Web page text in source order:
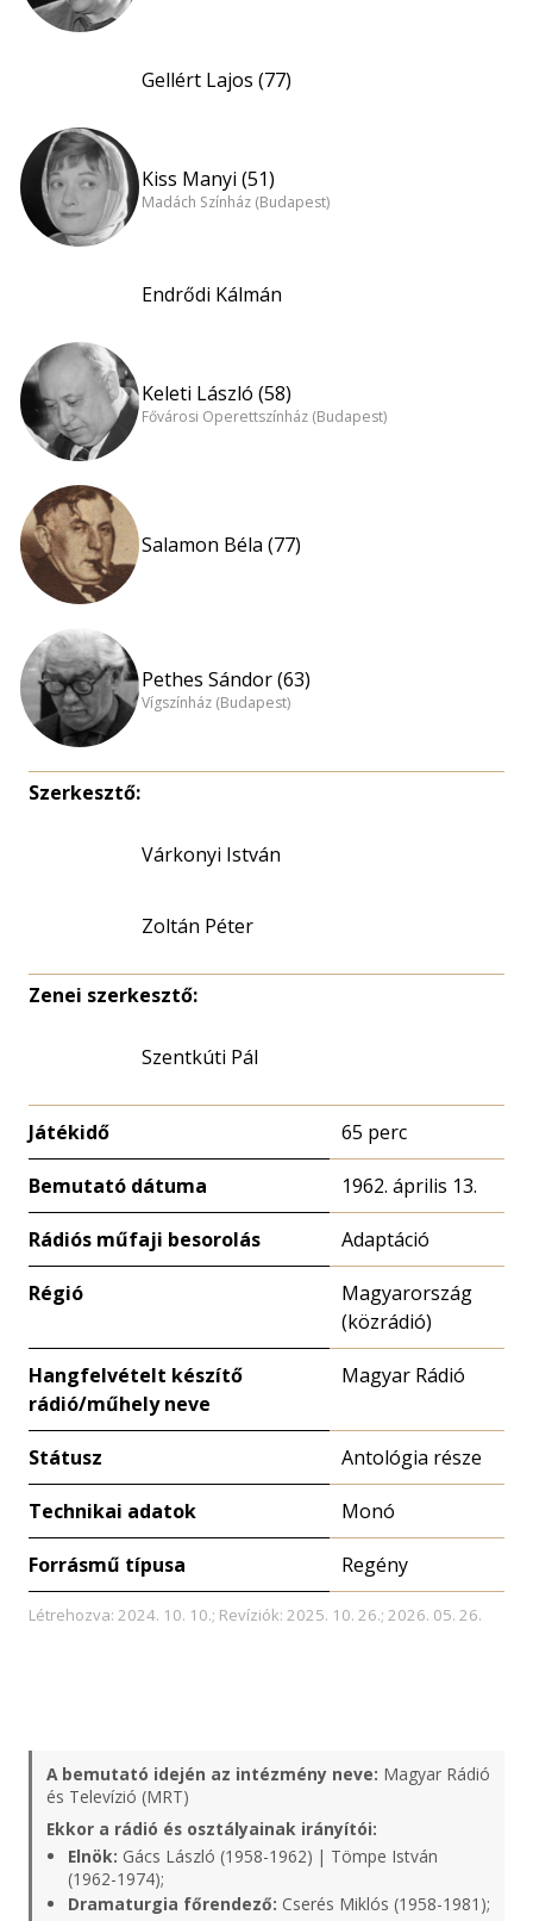
Gellért Lajos (77)
Kiss Manyi (51)
Madách Színház (Budapest)
Endrődi Kálmán
Keleti László (58)
Fővárosi Operettszínház (Budapest)
Salamon Béla (77)
Pethes Sándor (63)
Vígszínház (Budapest)
Szerkesztő:
Várkonyi István
Zoltán Péter
Zenei szerkesztő:
Szentkúti Pál
Játékidő 65 perc
Bemutató dátuma 1962. április 13.
Rádiós műfaji besorolás Adaptáció
Régió
Magyarország
(közrádió)
Hangfelvételt készítő
rádió/műhely neve
Magyar Rádió
Státusz Antológia része
Technikai adatok Monó
Forrásmű típusa Regény
Létrehozva: 2024. 10. 10.; Revíziók: 2025. 10. 26.; 2026. 05. 26.
A bemutató idején az intézmény neve: Magyar Rádió
és Televízió (MRT)
Ekkor a rádió és osztályainak irányítói:
Elnök: Gács László (1958-1962) | Tömpe István
(1962-1974);
Dramaturgia főrendező: Cserés Miklós (1958-1981);